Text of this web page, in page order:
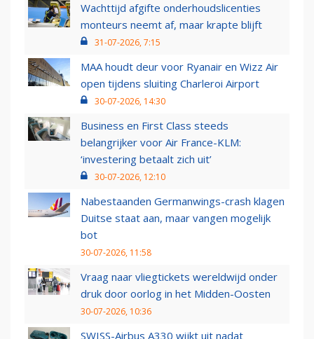
Wachttijd afgifte onderhoudslicenties
monteurs neemt af, maar krapte blijft
31-07-2026, 7:15
MAA houdt deur voor Ryanair en Wizz Air
open tijdens sluiting Charleroi Airport
30-07-2026, 14:30
Business en First Class steeds
belangrijker voor Air France-KLM:
‘investering betaalt zich uit’
30-07-2026, 12:10
Nabestaanden Germanwings-crash klagen
Duitse staat aan, maar vangen mogelijk
bot
30-07-2026, 11:58
Vraag naar vliegtickets wereldwijd onder
druk door oorlog in het Midden-Oosten
30-07-2026, 10:36
SWISS-Airbus A330 wijkt uit nadat